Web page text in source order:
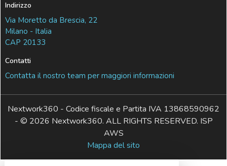
Indirizzo
Via Moretto da Brescia, 22
Milano - Italia
CAP 20133
Contatti
Contatta il nostro team per maggiori informazioni
Nextwork360 - Codice fiscale e Partita IVA 13868590962
- © 2026 Nextwork360. ALL RIGHTS RESERVED. ISP
AWS
Mappa del sito